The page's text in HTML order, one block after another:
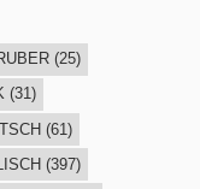
(25)
(31)
(61)
(397)